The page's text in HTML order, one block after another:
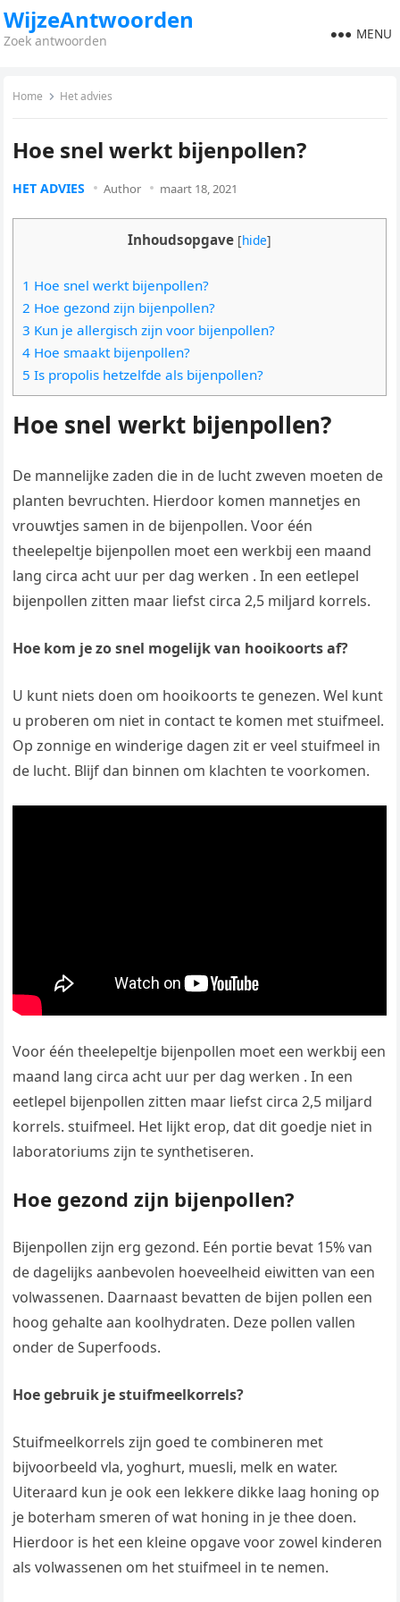
WijzeAntwoorden
Zoek antwoorden MENU
Home Het advies
Hoe snel werkt bijenpollen?
HET ADVIES Author maart 18, 2021
Inhoudsopgave [hide]
1 Hoe snel werkt bijenpollen?
2 Hoe gezond zijn bijenpollen?
3 Kun je allergisch zijn voor bijenpollen?
4 Hoe smaakt bijenpollen?
5 Is propolis hetzelfde als bijenpollen?
Hoe snel werkt bijenpollen?
De mannelijke zaden die in de lucht zweven moeten de
planten bevruchten. Hierdoor komen mannetjes en
vrouwtjes samen in de bijenpollen. Voor één
theelepeltje bijenpollen moet een werkbij een maand
lang circa acht uur per dag werken . In een eetlepel
bijenpollen zitten maar liefst circa 2,5 miljard korrels.
Hoe kom je zo snel mogelijk van hooikoorts af?
U kunt niets doen om hooikoorts te genezen. Wel kunt
u proberen om niet in contact te komen met stuifmeel.
Op zonnige en winderige dagen zit er veel stuifmeel in
de lucht. Blijf dan binnen om klachten te voorkomen.
Voor één theelepeltje bijenpollen moet een werkbij een
maand lang circa acht uur per dag werken . In een
eetlepel bijenpollen zitten maar liefst circa 2,5 miljard
korrels. stuifmeel. Het lijkt erop, dat dit goedje niet in
laboratoriums zijn te synthetiseren.
Hoe gezond zijn bijenpollen?
Bijenpollen zijn erg gezond. Eén portie bevat 15% van
de dagelijks aanbevolen hoeveelheid eiwitten van een
volwassenen. Daarnaast bevatten de bijen pollen een
hoog gehalte aan koolhydraten. Deze pollen vallen
onder de Superfoods.
Hoe gebruik je stuifmeelkorrels?
Stuifmeelkorrels zijn goed te combineren met
bijvoorbeeld vla, yoghurt, muesli, melk en water.
Uiteraard kun je ook een lekkere dikke laag honing op
je boterham smeren of wat honing in je thee doen.
Hierdoor is het een kleine opgave voor zowel kinderen
als volwassenen om het stuifmeel in te nemen.